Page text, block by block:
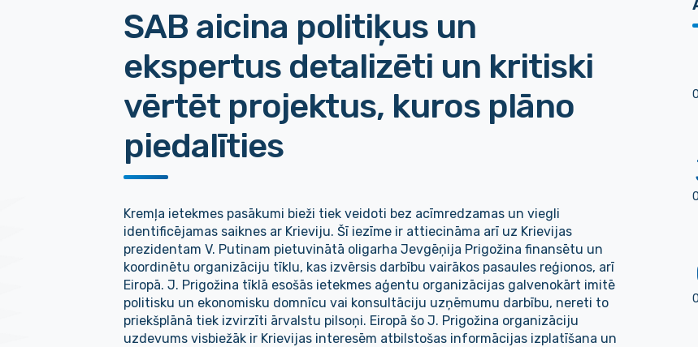
SAB aicina politiķus un
ekspertus detalizēti un kritiski
vērtēt projektus, kuros plāno
piedalīties
Kremļa ietekmes pasākumi bieži tiek veidoti bez acīmredzamas un viegli
identificējamas saiknes ar Krieviju. Šī iezīme ir attiecināma arī uz Krievijas
prezidentam V. Putinam pietuvinātā oligarha Jevgēņija Prigožina finansētu un
koordinētu organizāciju tīklu, kas izvērsis darbību vairākos pasaules reģionos, arī
Eiropā. J. Prigožina tīklā esošās ietekmes aģentu organizācijas galvenokārt imitē
politisku un ekonomisku domnīcu vai konsultāciju uzņēmumu darbību, nereti to
priekšplānā tiek izvirzīti ārvalstu pilsoņi. Eiropā šo J. Prigožina organizāciju
uzdevums visbiežāk ir Krievijas interesēm atbilstošas informācijas izplatīšana un